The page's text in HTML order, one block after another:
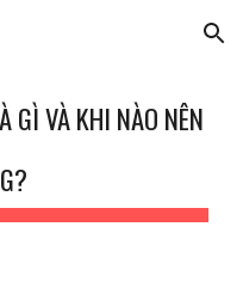
Skip to navigation
GÌ VÀ KHI NÀO NÊN